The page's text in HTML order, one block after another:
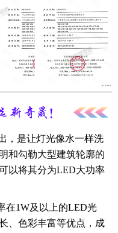
，是让灯光像水一样洗
和勾勒大型建筑轮廓的
以将其分为LED大功率
在1W及以上的LED光
、色彩丰富等优点，成